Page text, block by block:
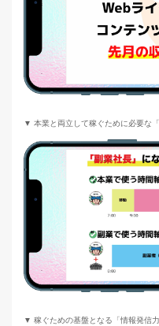
▼ 本業と両立して稼ぐために必要な
▼ 稼ぐための基盤となる「情報発信